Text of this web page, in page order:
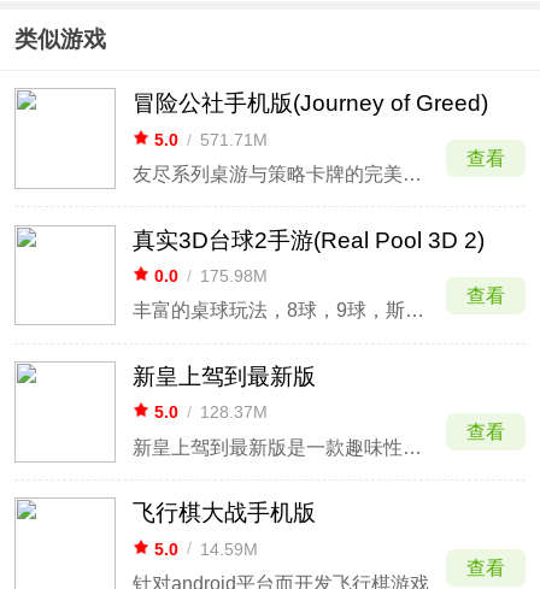
类似游戏
冒险公社手机版(Journey of Greed)
5.0 / 571.71M
友尽系列桌游与策略卡牌的完美混血
查看
真实3D台球2手游(Real Pool 3D 2)
0.0 / 175.98M
丰富的桌球玩法，8球，9球，斯诺克。
查看
新皇上驾到最新版
5.0 / 128.37M
新皇上驾到最新版是一款趣味性十足的桌游游戏，该游戏原本是拥有线下实体卡牌的，玩家们可以和身边的小伙伴当面游玩，但现在他已经成功移植到了线上手机端，并且在最新版中还优化了多个系统方面，有效改善了玩家们1v1和娱乐模式的战斗体验。
查看
飞行棋大战手机版
5.0 / 14.59M
针对android平台而开发飞行棋游戏
查看